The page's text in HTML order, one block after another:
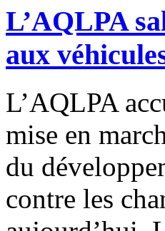
L’AQLPA
aux
L’AQLPA
mise en
du
contre les